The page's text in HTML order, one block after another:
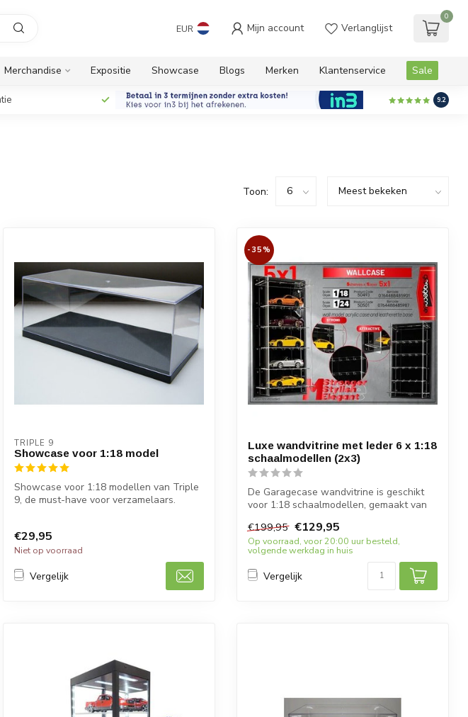
EUR Mijn account Verlanglijst
0
Merchandise Expositie Showcase Blogs Merken Klantenservice Sale
9.2
Toon:
TRIPLE 9
Showcase voor 1:18 model
Showcase voor 1:18 modellen van Triple
9, de must-have voor verzamelaars.
€29,95
Niet op voorraad
Vergelijk
-35%
Luxe wandvitrine met leder 6 x 1:18
schaalmodellen (2x3)
De Garagecase wandvitrine is geschikt
voor 1:18 schaalmodellen, gemaakt van
€199,95 €129,95
Op voorraad, voor 20:00 uur besteld,
volgende werkdag in huis
Vergelijk